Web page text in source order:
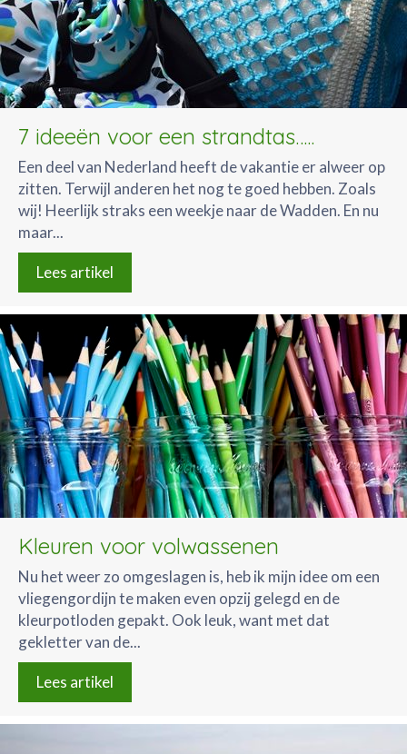
7 ideeën voor een strandtas…..
Een deel van Nederland heeft de vakantie er alweer op
zitten. Terwijl anderen het nog te goed hebben. Zoals
wij! Heerlijk straks een weekje naar de Wadden. En nu
maar...
Lees artikel
Kleuren voor volwassenen
Nu het weer zo omgeslagen is, heb ik mijn idee om een
vliegengordijn te maken even opzij gelegd en de
kleurpotloden gepakt. Ook leuk, want met dat
gekletter van de...
Lees artikel